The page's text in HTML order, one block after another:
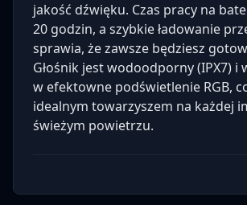
jakość dźwięku. Czas pracy na
20 godzin, a szybkie ładowanie
sprawia, że zawsze będziesz
Głośnik jest wodoodporny (IPX7) i
w efektowne podświetlenie RGB,
idealnym towarzyszem na każdej
świeżym powietrzu.